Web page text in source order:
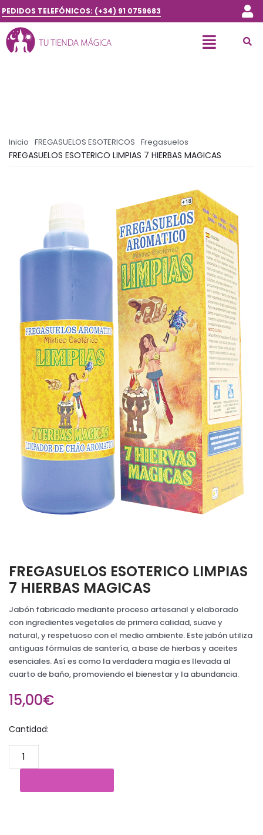
PEDIDOS TELEFÓNICOS: (+34) 91 0759683
Inicio FREGASUELOS ESOTERICOS Fregasuelos
FREGASUELOS ESOTERICO LIMPIAS 7 HIERBAS MAGICAS
FREGASUELOS ESOTERICO LIMPIAS
7 HIERBAS MAGICAS
Jabón fabricado mediante proceso artesanal y elaborado
con ingredientes vegetales de primera calidad, suave y
natural, y respetuoso con el medio ambiente. Este jabón utiliza
antiguas fórmulas de santería, a base de hierbas y aceites
esenciales. Así es como la verdadera magia es llevada al
cuarto de baño, promoviendo el bienestar y la abundancia.
15,00€
Cantidad: